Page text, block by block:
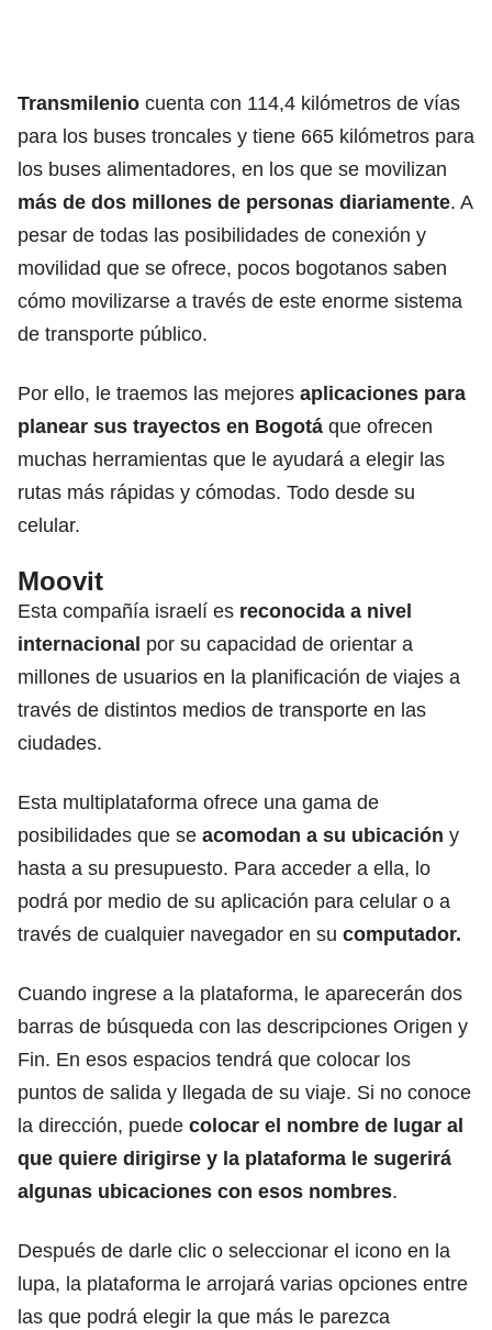
Transmilenio cuenta con 114,4 kilómetros de vías
para los buses troncales y tiene 665 kilómetros para
los buses alimentadores, en los que se movilizan
más de dos millones de personas diariamente. A
pesar de todas las posibilidades de conexión y
movilidad que se ofrece, pocos bogotanos saben
cómo movilizarse a través de este enorme sistema
de transporte público.
Por ello, le traemos las mejores aplicaciones para
planear sus trayectos en Bogotá que ofrecen
muchas herramientas que le ayudará a elegir las
rutas más rápidas y cómodas. Todo desde su
celular.
Moovit
Esta compañía israelí es reconocida a nivel
internacional por su capacidad de orientar a
millones de usuarios en la planificación de viajes a
través de distintos medios de transporte en las
ciudades.
Esta multiplataforma ofrece una gama de
posibilidades que se acomodan a su ubicación y
hasta a su presupuesto. Para acceder a ella, lo
podrá por medio de su aplicación para celular o a
través de cualquier navegador en su computador.
Cuando ingrese a la plataforma, le aparecerán dos
barras de búsqueda con las descripciones Origen y
Fin. En esos espacios tendrá que colocar los
puntos de salida y llegada de su viaje. Si no conoce
la dirección, puede colocar el nombre de lugar al
que quiere dirigirse y la plataforma le sugerirá
algunas ubicaciones con esos nombres.
Después de darle clic o seleccionar el icono en la
lupa, la plataforma le arrojará varias opciones entre
las que podrá elegir la que más le parezca